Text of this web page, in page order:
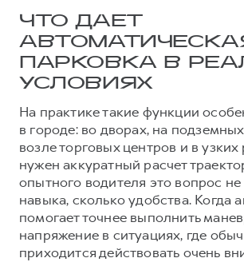
Крупным корпоративным клиентам
Система управления автопарком
Сервис для корпоративных
HAVAL Лизинг
АКСЕССУАРЫ HAVAL
Автомобильные аксессуары
Коллекция PRO
Коллекция Базовая
Коллекция Детская
Руководства по эксплуатации
Подписки
АКСЕССУАРЫ HAVAL
Автомобильные аксессуары
Коллекция PRO
Коллекция Базовая
Коллекция Детская
ЧТО ДАЕТ
ПАРКОВКА В
УСЛОВИЯХ
На практике такие функции
в городе: во дворах, на
возле торговых центров и в узких
нужен аккуратный расчет
опытного водителя это вопрос не
навыка, сколько удобства. Когда
помогает точнее выполнить
напряжение в ситуациях, где
приходится действовать очень